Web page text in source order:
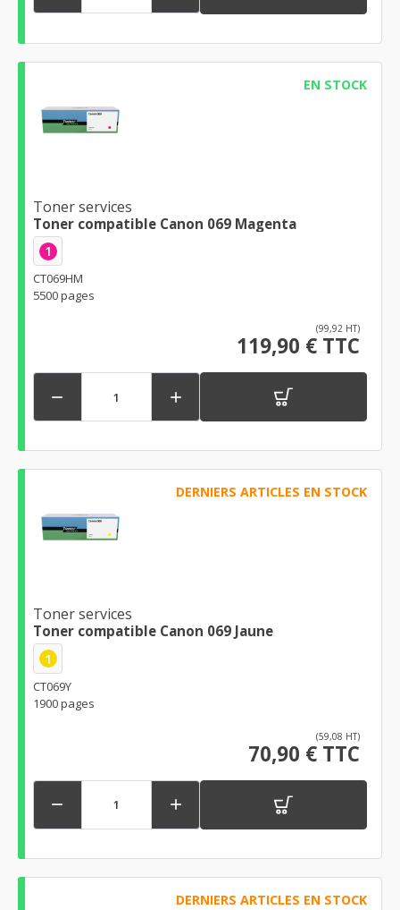
EN STOCK
Toner services
Toner compatible Canon 069 Magenta
1
CT069HM
5500 pages
(99,92 HT)
119,90 € TTC
 
DERNIERS ARTICLES EN STOCK
Toner services
Toner compatible Canon 069 Jaune
1
CT069Y
1900 pages
(59,08 HT)
70,90 € TTC
 
DERNIERS ARTICLES EN STOCK